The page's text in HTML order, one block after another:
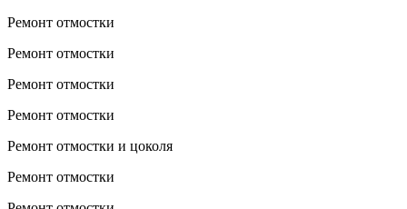
Ремонт отмостки
Ремонт отмостки
Ремонт отмостки
Ремонт отмостки
Ремонт отмостки и цоколя
Ремонт отмостки